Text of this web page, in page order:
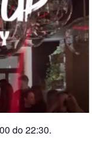
do 22:30.